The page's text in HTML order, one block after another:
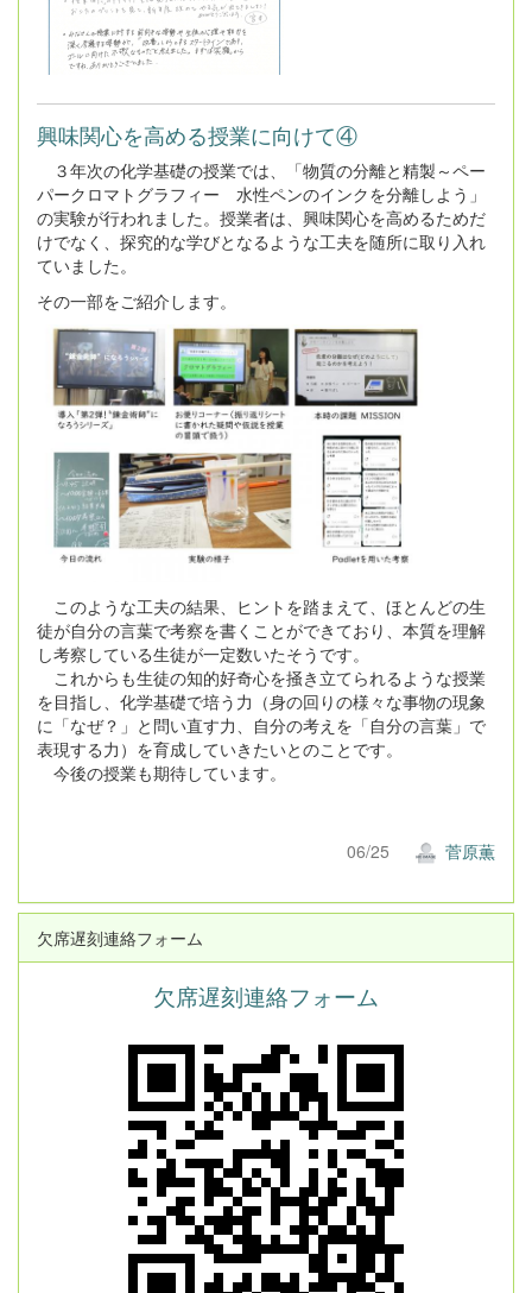
興味関心を高める授業に向けて④
３年次の化学基礎の授業では、「物質の分離と精製～ペー
パークロマトグラフィー 水性ペンのインクを分離しよう」
の実験が行われました。授業者は、興味関心を高めるためだ
けでなく、探究的な学びとなるような工夫を随所に取り入れ
ていました。
その一部をご紹介します。
このような工夫の結果、ヒントを踏まえて、ほとんどの生
徒が自分の言葉で考察を書くことができており、本質を理解
し考察している生徒が一定数いたそうです。
これからも生徒の知的好奇心を掻き立てられるような授業
を目指し、化学基礎で培う力（身の回りの様々な事物の現象
に「なぜ？」と問い直す力、自分の考えを「自分の言葉」で
表現する力）を育成していきたいとのことです。
今後の授業も期待しています。
06/25 菅原薫
欠席遅刻連絡フォーム
欠席遅刻連絡フォーム